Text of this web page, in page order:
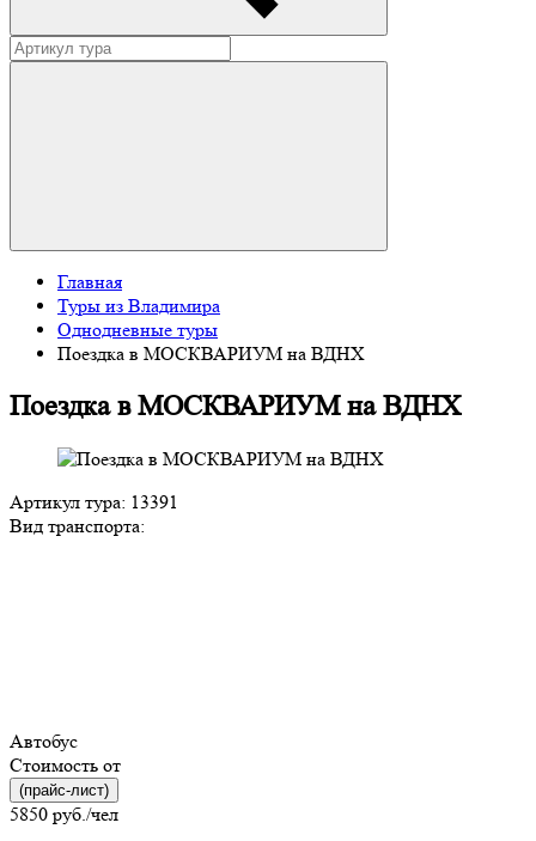
Главная
Туры из Владимира
Однодневные туры
Поездка в МОСКВАРИУМ на ВДНХ
Поездка в МОСКВАРИУМ на ВДНХ
Артикул тура: 13391
Вид транспорта:
Автобус
Стоимость от
(прайс-лист)
5850 руб./чел